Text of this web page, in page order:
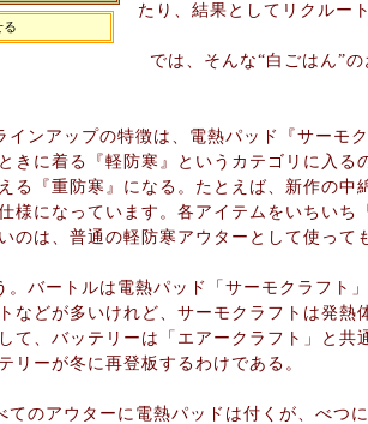
る
たり、結果としてリクルー
では、そんな“白ごはん”
インアップの特徴は、電熱パッド『サーモ
きに着る『軽防寒』というカテゴリに入る
る『重防寒』になる。たとえば、新作の中
様になっています。各アイテムをいちい
のは、普通の軽防寒アウターとして使って
。バートルは電熱パッド「サーモクラフト
などが多いけれど、サーモクラフトは発熱
て、バッテリーは「エアークラフト」と
リーが冬に再登板するわけである。
てのアウターに電熱パッドは付くが、べつ